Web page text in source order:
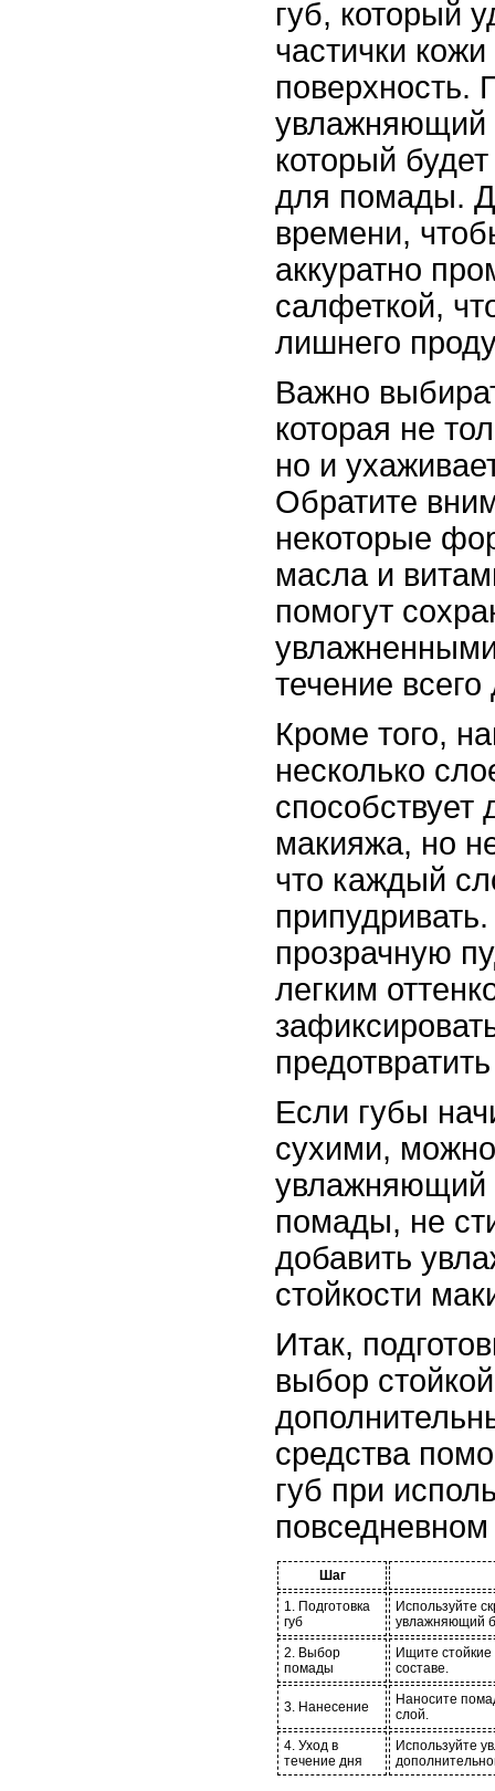
губ, который
частички
поверхность.
увлажняющий
который
для помады.
времени,
аккуратно
салфеткой,
лишнего
Важно
которая не
но и
Обратите
некоторые
масла и
помогут
течение всего
Кроме того,
несколько
способствует
макияжа, но
что каждый
прозрачную
легким
Если губы
сухими,
увлажняющий
помады, не
добавить
стойкости
Итак,
выбор
средства
губ при
Шаг
1. Подготовка
губ
Используйте
увлажняющий
2. Выбор
помады
Ищите
составе.
3. Нанесение
Наносите
слой.
4. Уход в
течение дня
Используйте